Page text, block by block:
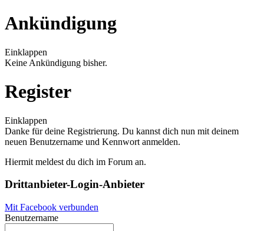
Ankündigung
Einklappen
Keine Ankündigung bisher.
Register
Einklappen
Danke für deine Registrierung. Du kannst dich nun mit deinem
neuen Benutzername und Kennwort anmelden.
Hiermit meldest du dich im Forum an.
Drittanbieter-Login-Anbieter
Mit Facebook verbunden
Benutzername